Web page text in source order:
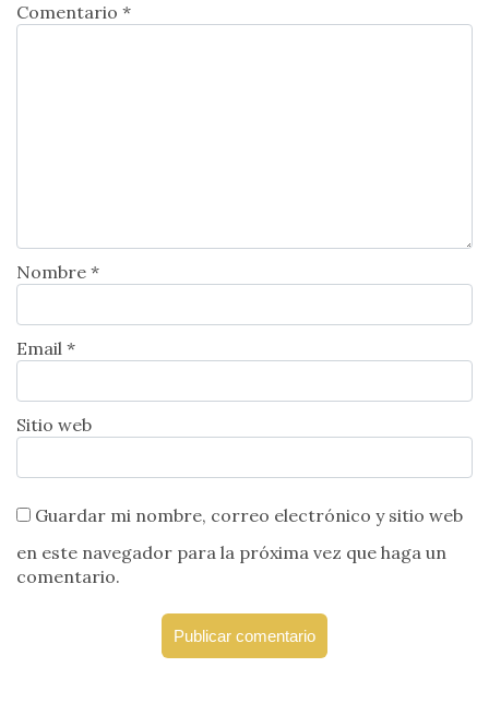
Comentario *
Nombre *
Email *
Sitio web
Guardar mi nombre, correo electrónico y sitio web
en este navegador para la próxima vez que haga un
comentario.